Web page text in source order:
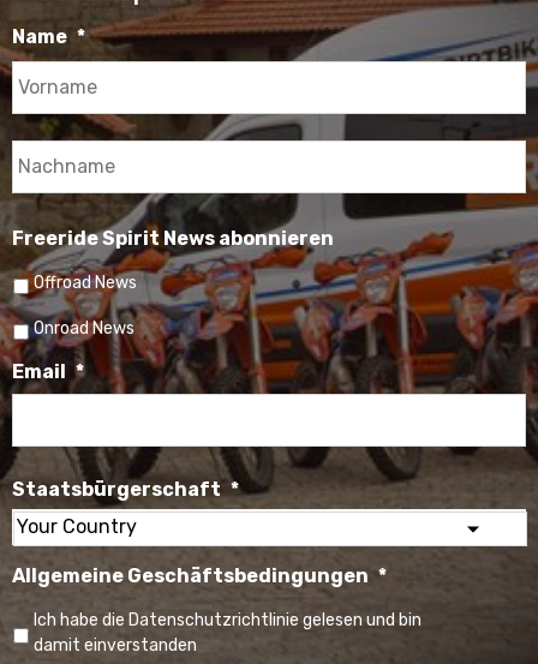
Name *
Freeride Spirit News abonnieren
Offroad News
Onroad News
Email *
Staatsbürgerschaft *
Select
your
Allgemeine Geschäftsbedingungen *
Ich habe die Datenschutzrichtlinie gelesen und bin
damit einverstanden